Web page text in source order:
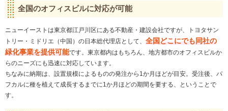
全国のオフィスビルに対応が可能
ニューイーストは東京都江戸川区にある不動産・建設会社ですが、トヨタサン
トリー・ミドリエ（中国）の日本総代理店として、 全国どこにでも同社の
緑化事業を提供可能です。東京都内はもちろん、地方都市のオフィスビルか
らのニーズにも迅速に対応しています。
ちなみに納期は、設置規模によるものの発注から1か月ほどが目安。受注後、パ
フカルに種を植えて成長するまでに1か月ほどの期間を要する、ということで
す。